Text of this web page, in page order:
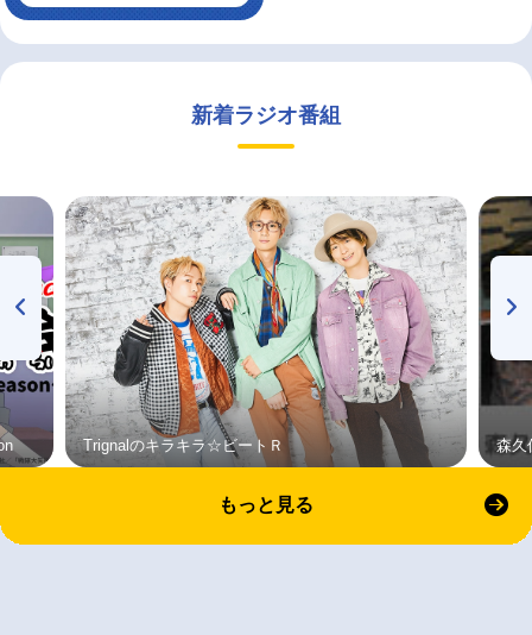
新着ラジオ番組
Trignalのキラキラ☆ビートＲ 森久
もっと見る